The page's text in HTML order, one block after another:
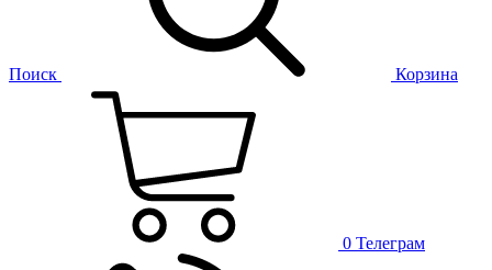
Поиск Корзина
0 Телеграм